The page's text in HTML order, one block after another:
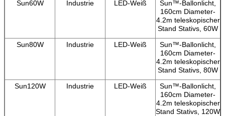
Sun60W Industrie LED-Weiß
Sun™-Ballonlicht,
160cm Diameter-
4.2m teleskopischer
Stand Stativs, 60W
Sun80W
Industrie LED-Weiß
Sun™-Ballonlicht,
160cm Diameter-
4.2m teleskopischer
Stand Stativs, 80W
Sun120W
Industrie LED-Weiß
Sun™-Ballonlicht,
160cm Diameter-
4.2m teleskopischer
Stand Stativs, 120W